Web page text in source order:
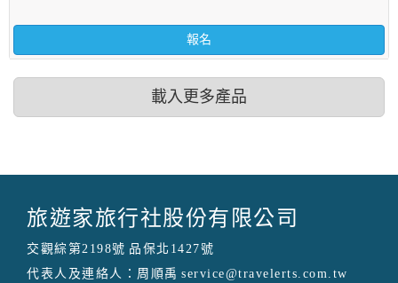
報名
載入更多產品
旅遊家旅行社股份有限公司
交觀綜第2198號 品保北1427號
代表人及連絡人：周順禹 service@travelerts.com.tw